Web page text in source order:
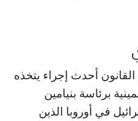
أحدث إجراء يتخذه
برئاسة بنيامين
في أوروبا الذين